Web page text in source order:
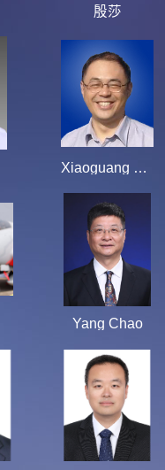
殷莎
Xiaoguang Yang
Yang Chao